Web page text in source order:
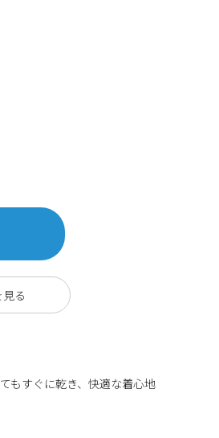
もすぐに乾き、快適な着心地